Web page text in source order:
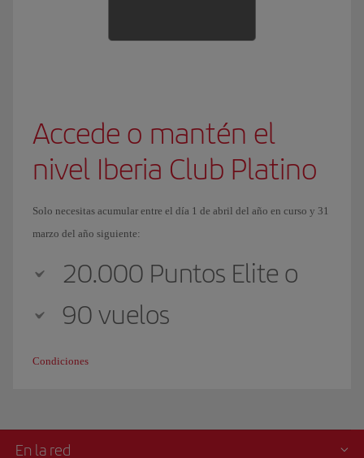
Accede o mantén el
nivel Iberia Club Platino
Solo necesitas acumular entre el día 1 de abril del año en curso y 31
marzo del año siguiente:
20.000 Puntos Elite o
90 vuelos
Condiciones
En la red